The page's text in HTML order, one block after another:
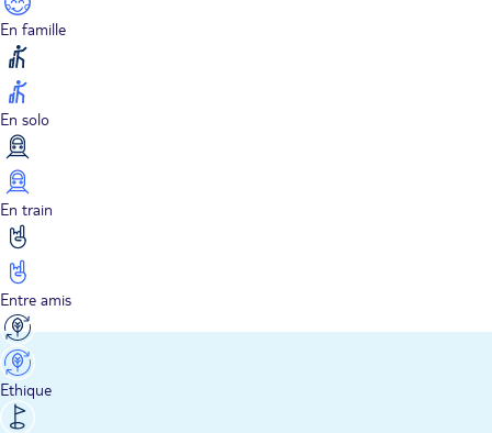
En famille
En solo
En train
Entre amis
Ethique